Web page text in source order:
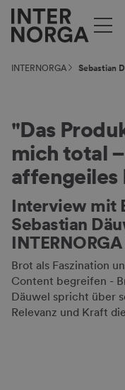
INTERNORGA Sebastian
"Das
mich total
affengeiles
Interview mit
Sebastian
Brot als Faszination
Content begreifen -
Däuwel spricht über
Relevanz und Kraft